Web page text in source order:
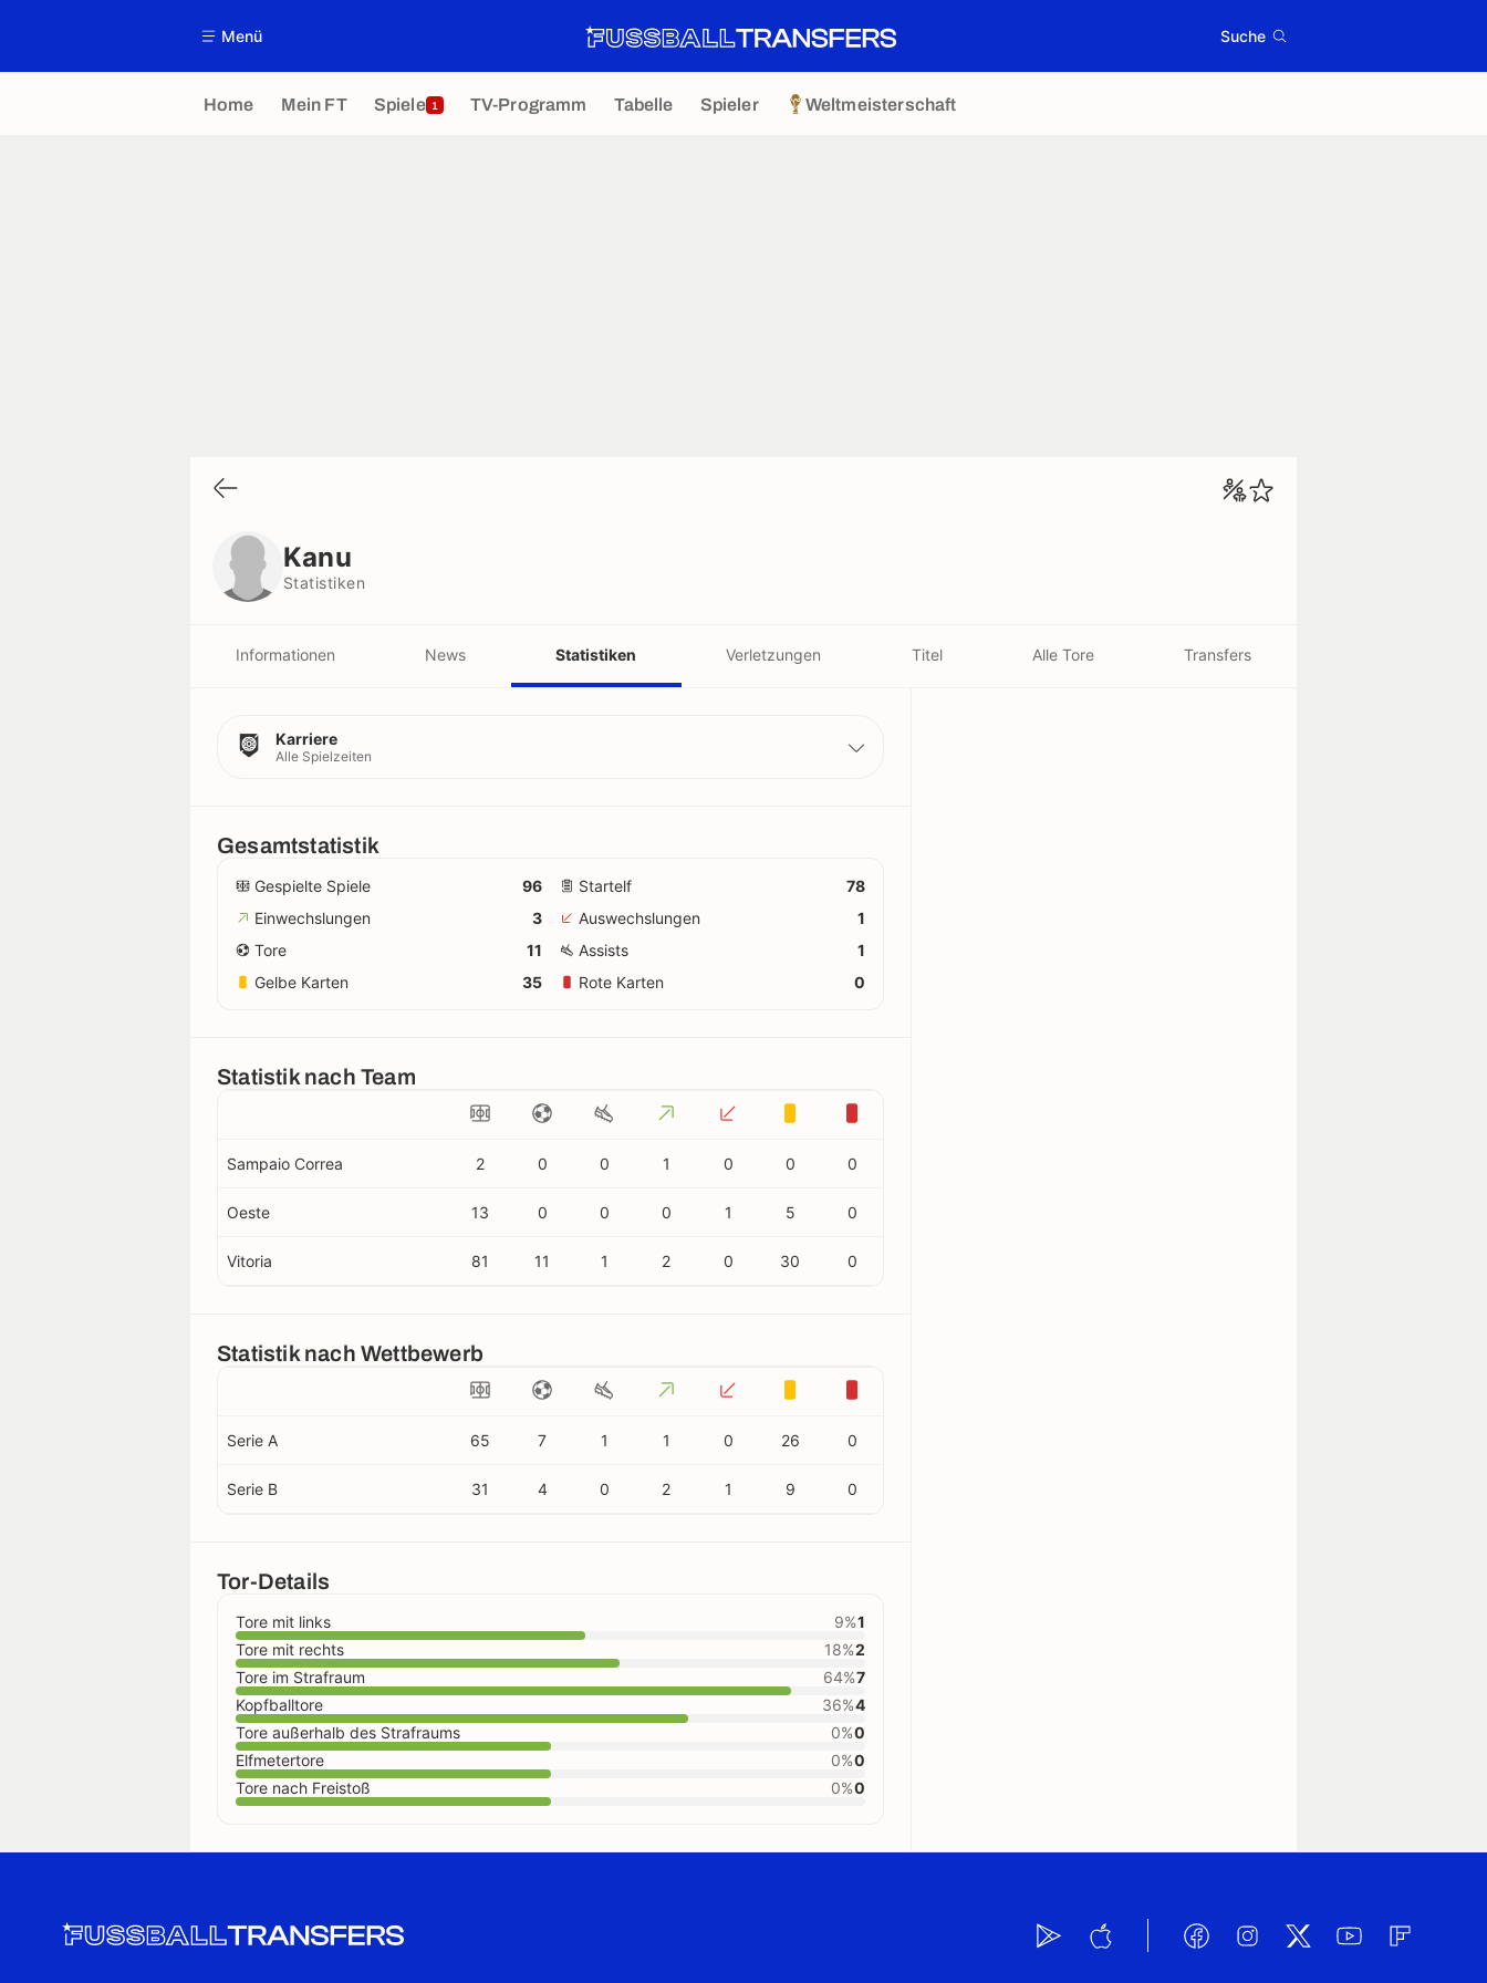
Menü Suche
Home Mein FT Spiele 1 TV-Programm Tabelle Spieler Weltmeisterschaft
Kanu
Statistiken
Informationen News Statistiken Verletzungen Titel Alle Tore Transfers
Karriere
Alle Spielzeiten
Gesamtstatistik
Gespielte Spiele 96 Startelf
78
Einwechslungen
3 Auswechslungen
1
Tore
11 Assists
1
Gelbe Karten
35 Rote Karten 0
Statistik nach Team
Sampaio Correa 2 0 0 1 0 0 0
Oeste 13 0 0 0 1 5 0
Vitoria 81 11 1 2 0 30 0
Statistik nach Wettbewerb
Serie A 65 7 1 1 0 26 0
Serie B 31 4 0 2 1 9 0
Tor-Details
Tore mit links 9%1
Tore mit rechts
18%2
Tore im Strafraum
64%7
Kopfballtore
36%4
Tore außerhalb des Strafraums
0%0
Elfmetertore
0%0
Tore nach Freistoß
0%0